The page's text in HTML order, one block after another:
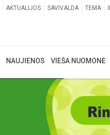
AKTUALIJOS SAVIVALDA TEMA
NAUJIENOS VIEŠA NUOMONĖ